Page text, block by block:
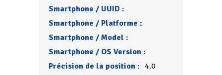
Smartphone / UUID :
Smartphone / Platforme :
Smartphone / Model :
Smartphone / OS Version :
Précision de la position : 4.0